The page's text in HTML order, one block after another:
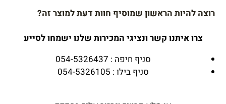
רוצה להיות הראשון שמוסיף חוות דעת למוצר זה?
צרו איתנו קשר ונציגי המכירות שלנו ישמחו לסייע
סניף חיפה : 054-5326437
סניף בילו : 054-5326105